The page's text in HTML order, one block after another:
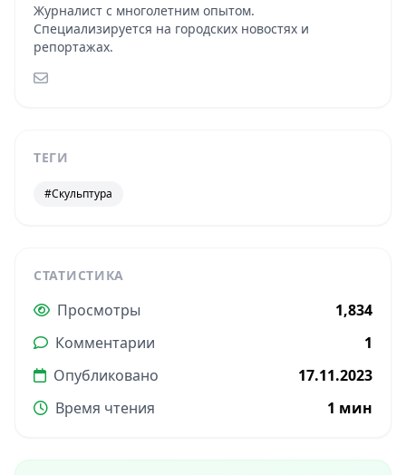
Журналист с многолетним опытом.
Специализируется на городских новостях и
репортажах.
ТЕГИ
#Скульптура
СТАТИСТИКА
Просмотры
1,834
Комментарии
1
Опубликовано
17.11.2023
Время чтения
1 мин